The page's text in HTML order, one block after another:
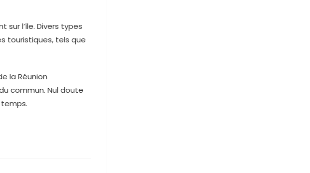
sur l’île. Divers types
touristiques, tels que
la Réunion
commun. Nul doute